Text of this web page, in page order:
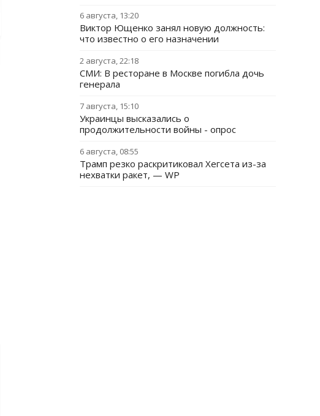
6 августа, 13:20
Виктор Ющенко занял новую должность:
что известно о его назначении
2 августа, 22:18
СМИ: В ресторане в Москве погибла дочь
генерала
7 августа, 15:10
Украинцы высказались о
продолжительности войны - опрос
6 августа, 08:55
Трамп резко раскритиковал Хегсета из-за
нехватки ракет, — WP